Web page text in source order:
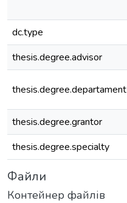
dc.type
thesis.degree.advisor
thesis.degree.departament
thesis.degree.grantor
thesis.degree.specialty
Файли
Контейнер файлів